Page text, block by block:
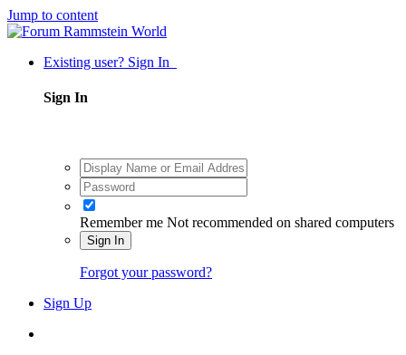
Jump to content
Existing user? Sign In
Sign In
Remember me Not recommended on shared computers
Sign In
Forgot your password?
Sign Up